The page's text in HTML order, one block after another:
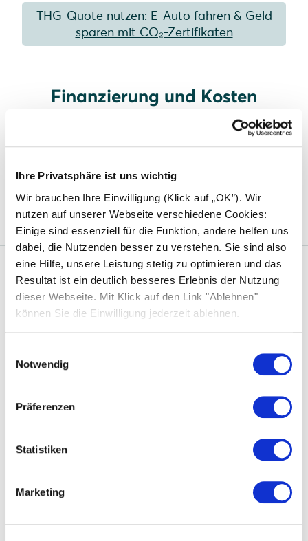
Ihre Privatsphäre ist uns wichtig
Wir brauchen Ihre Einwilligung (Klick auf „OK”). Wir
nutzen auf unserer Webseite verschiedene Cookies:
Einige sind essenziell für die Funktion, andere helfen uns
dabei, die Nutzenden besser zu verstehen. Sie sind also
eine Hilfe, unsere Leistung stetig zu optimieren und das
Resultat ist ein deutlich besseres Erlebnis der Nutzung
dieser Webseite. Mit Klick auf den Link "Ablehnen"
können Sie die Einwilligung jederzeit ablehnen.
Notwendig
Präferenzen
Statistiken
Marketing
THG-Quote nutzen: E-Auto fahren & Geld
sparen mit CO₂-Zertifikaten
Finanzierung und Kosten
Finanzierung einer Photovoltaikanlage
Eine Solaranlage mieten oder kaufen: Wann
lohnt sich was?
Solarwatt
Über uns
Nachhaltigkeit
News
FAQ Solarwatt
Kontakt aufnehmen